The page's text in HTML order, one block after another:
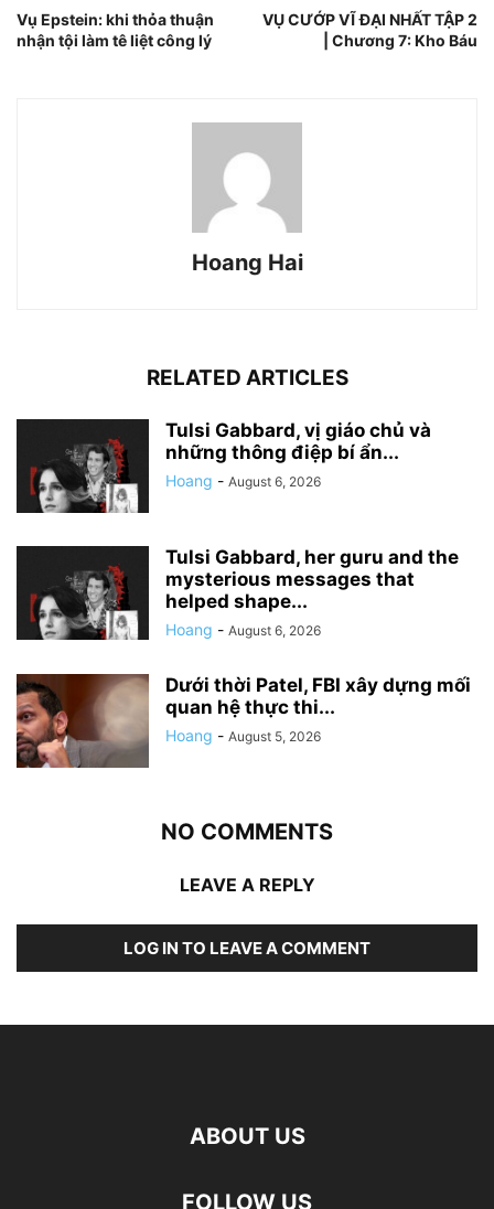
Vụ Epstein: khi thỏa thuận
nhận tội làm tê liệt công lý
VỤ CƯỚP VĨ ĐẠI NHẤT TẬP 2
| Chương 7: Kho Báu
Hoang Hai
RELATED ARTICLES
Tulsi Gabbard, vị giáo chủ và
những thông điệp bí ẩn...
Hoang - August 6, 2026
Tulsi Gabbard, her guru and the
mysterious messages that
helped shape...
Hoang - August 6, 2026
Dưới thời Patel, FBI xây dựng mối
quan hệ thực thi...
Hoang - August 5, 2026
NO COMMENTS
LEAVE A REPLY
LOG IN TO LEAVE A COMMENT
ABOUT US
FOLLOW US